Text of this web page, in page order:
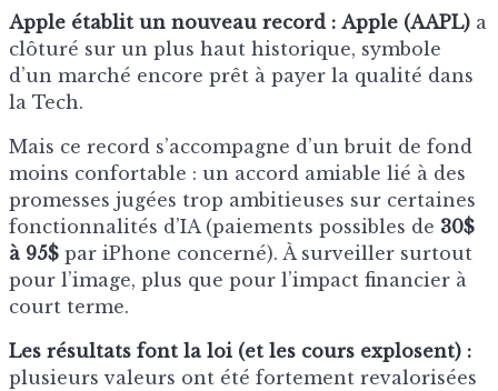
Apple établit un nouveau record : Apple (AAPL) a
clôturé sur un plus haut historique, symbole
d’un marché encore prêt à payer la qualité dans
la Tech.
Mais ce record s’accompagne d’un bruit de fond
moins confortable : un accord amiable lié à des
promesses jugées trop ambitieuses sur certaines
fonctionnalités d’IA (paiements possibles de 30$
à 95$ par iPhone concerné). À surveiller surtout
pour l’image, plus que pour l’impact financier à
court terme.
Les résultats font la loi (et les cours explosent) :
plusieurs valeurs ont été fortement revalorisées